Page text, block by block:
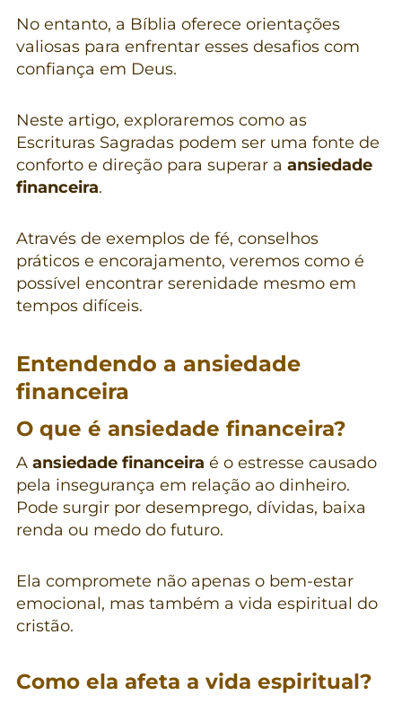
No entanto, a Bíblia oferece orientações
valiosas para enfrentar esses desafios com
confiança em Deus.
Neste artigo, exploraremos como as
Escrituras Sagradas podem ser uma fonte de
conforto e direção para superar a ansiedade
financeira.
Através de exemplos de fé, conselhos
práticos e encorajamento, veremos como é
possível encontrar serenidade mesmo em
tempos difíceis.
Entendendo a ansiedade
financeira
O que é ansiedade financeira?
A ansiedade financeira é o estresse causado
pela insegurança em relação ao dinheiro.
Pode surgir por desemprego, dívidas, baixa
renda ou medo do futuro.
Ela compromete não apenas o bem-estar
emocional, mas também a vida espiritual do
cristão.
Como ela afeta a vida espiritual?